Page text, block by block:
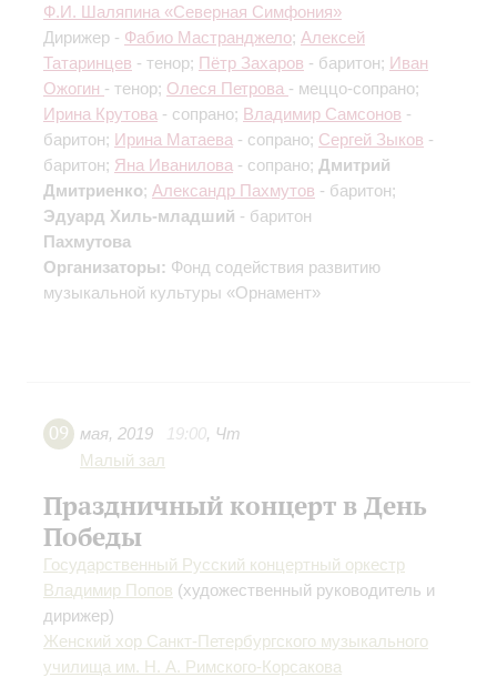
Ф.И. Шаляпина «Северная Симфония»
Дирижер - Фабио Мастранджело; Алексей
Татаринцев - тенор; Пётр Захаров - баритон; Иван
Ожогин - тенор; Олеся Петрова - меццо-сопрано;
Ирина Крутова - сопрано; Владимир Самсонов -
баритон; Ирина Матаева - сопрано; Сергей Зыков -
баритон; Яна Иванилова - сопрано; Дмитрий
Дмитриенко; Александр Пахмутов - баритон;
Эдуард Хиль-младший - баритон
Пахмутова
Организаторы: Фонд содействия развитию
музыкальной культуры «Орнамент»
09 мая, 2019 19:00, Чт
Малый зал
Праздничный концерт в День
Победы
Государственный Русский концертный оркестр
Владимир Попов (художественный руководитель и
дирижер)
Женский хор Санкт-Петербургского музыкального
училища им. Н. А. Римского-Корсакова